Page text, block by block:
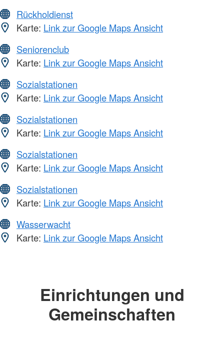
Rückholdienst
Karte: Link zur Google Maps Ansicht
Seniorenclub
Karte: Link zur Google Maps Ansicht
Sozialstationen
Karte: Link zur Google Maps Ansicht
Sozialstationen
Karte: Link zur Google Maps Ansicht
Sozialstationen
Karte: Link zur Google Maps Ansicht
Sozialstationen
Karte: Link zur Google Maps Ansicht
Wasserwacht
Karte: Link zur Google Maps Ansicht
Einrichtungen und
Gemeinschaften